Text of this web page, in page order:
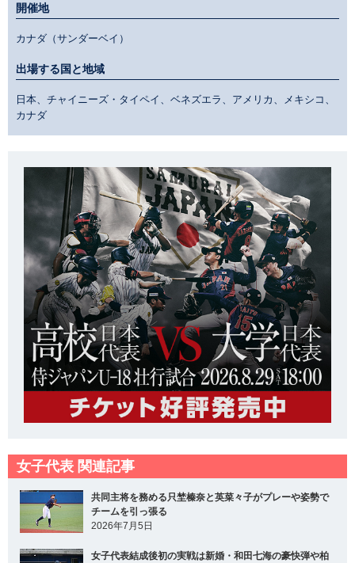
開催地
カナダ（サンダーベイ）
出場する国と地域
日本、チャイニーズ・タイペイ、ベネズエラ、アメリカ、メキシコ、
カナダ
女子代表 関連記事
共同主将を務める只埜榛奈と英菜々子がプレーや姿勢で
チームを引っ張る
2026年7月5日
女子代表結成後初の実戦は新婚・和田七海の豪快弾や柏